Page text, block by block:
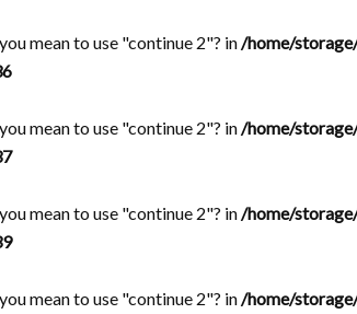
mean to use "continue 2"? in/home/
mean to use "continue 2"? in/home/
mean to use "continue 2"? in/home/
mean to use "continue 2"? in/home/